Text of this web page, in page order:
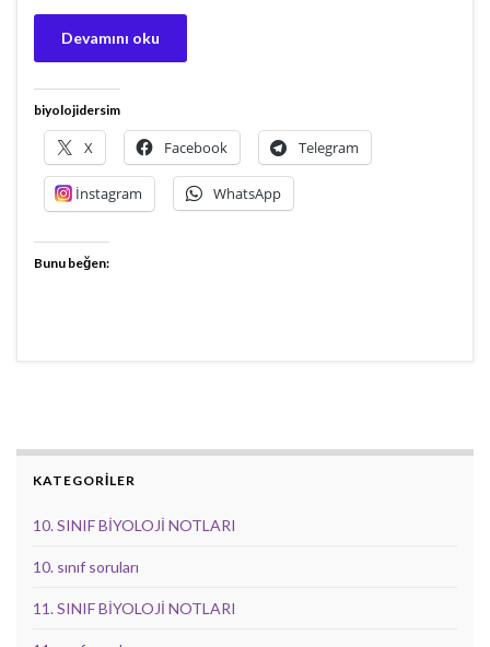
Devamını oku
biyolojidersim
X Facebook Telegram
İnstagram WhatsApp
Bunu beğen:
KATEGORİLER
10. SINIF BİYOLOJİ NOTLARI
10. sınıf soruları
11. SINIF BİYOLOJİ NOTLARI